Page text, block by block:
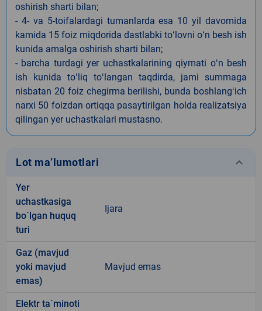
oshirish sharti bilan;
- 4- va 5-toifalardagi tumanlarda esa 10 yil davomida
kamida 15 foiz miqdorida dastlabki toʻlovni oʻn besh ish
kunida amalga oshirish sharti bilan;
- barcha turdagi yer uchastkalarining qiymati oʻn besh
ish kunida toʻliq toʻlangan taqdirda, jami summaga
nisbatan 20 foiz chegirma berilishi, bunda boshlangʻich
narxi 50 foizdan ortiqqa pasaytirilgan holda realizatsiya
qilingan yer uchastkalari mustasno.
Lot ma’lumotlari keyboard_arrow_down
Yer
uchastkasiga
bo`lgan huquq
turi
Ijara
Gaz (mavjud
yoki mavjud
emas)
Mavjud emas
Elektr ta`minoti